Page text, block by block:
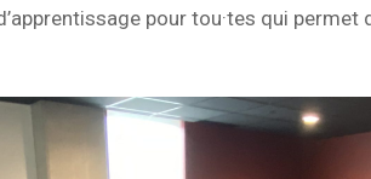
pour tou·tes qui